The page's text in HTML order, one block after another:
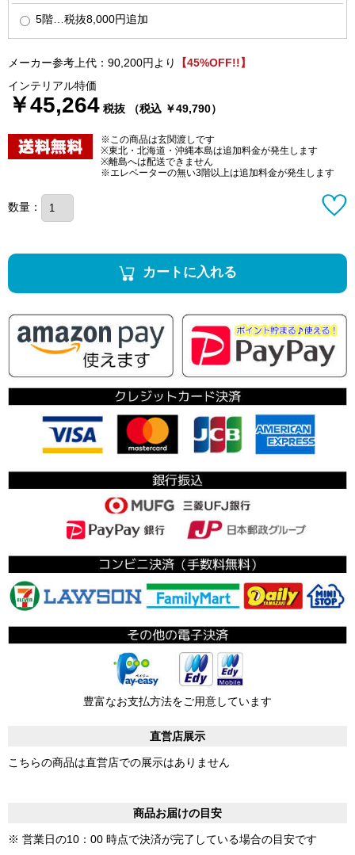
5階…税抜8,000円追加
メーカー参考上代：90,200円より
【45%OFF!!】
インテリアル特価
￥45,264 税抜 （税込 ￥49,790）
※この商品は玄関渡しです
※東北・北海道・沖縄本島は追加料金が発生します
※離島へは配送できません
※エレベーターの無い3階以上は追加料金が発生します
数量：
カートに入れる
豊富なお支払方法をご用意しています
直営店展示
こちらの商品は直営店での展示はありません
商品お届けの目安
※ 営業日の10：00 時点で決済が完了している場合の目安です